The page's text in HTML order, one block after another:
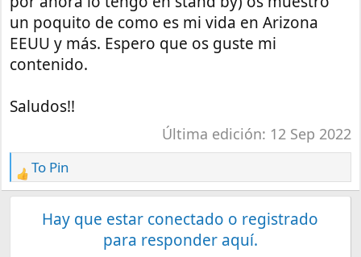
c
i
o
un poquito de como es mi vida en Arizona
EEUU y más. Espero que os guste mi
contenido.
Saludos!!
Última edición: 12 Sep 2022
R
e
To Pin
Hay que estar conectado o registrado
para responder aquí.